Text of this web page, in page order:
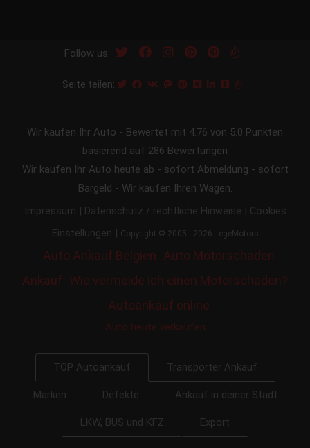
Follow us:
Seite teilen:
Wir kaufen Ihr Auto - Bewertet mit 4.76 von 5.0 Punkten
basierend auf 286 Bewertungen
Wir kaufen Ihr Auto heute ab - sofort Abmeldung - sofort
Bargeld - Wir kaufen Ihren Wagen.
Impressum | Datenschutz / rechtliche Hinweise | Cookies
Einstellungen | Copyright © 2005 - 2026 - egeMotors
Auto Ankauf Belgien
Auto Motorschaden
Ankauf Wie vermeide ich einen Motorschaden?
Autoankauf online
Auto heute verkaufen
TOP Autoankauf Transporter Ankauf
Marken Defekte Ankauf in deiner Stadt
LKW, BUS und KFZ Export